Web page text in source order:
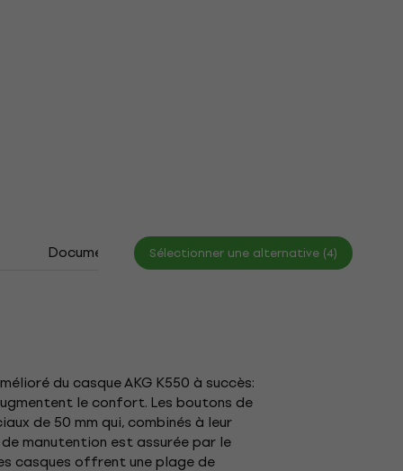
Documents Sélectionner une alternative (4)
du casque AKG K550 à succès:
le confort. Les boutons de
de 50 mm qui, combinés à leur
manutention est assurée par le
casques offrent une plage de